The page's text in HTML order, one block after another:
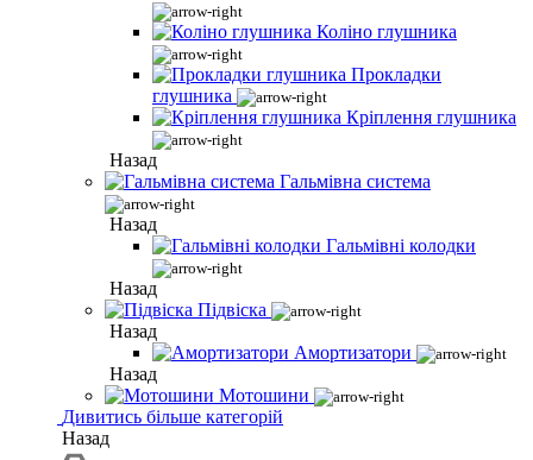
Коліно глушника
Прокладки
глушника
Кріплення глушника
Назад
Гальмівна система
Назад
Гальмівні колодки
Назад
Підвіска
Назад
Амортизатори
Назад
Мотошини
Дивитись більше категорій
Назад